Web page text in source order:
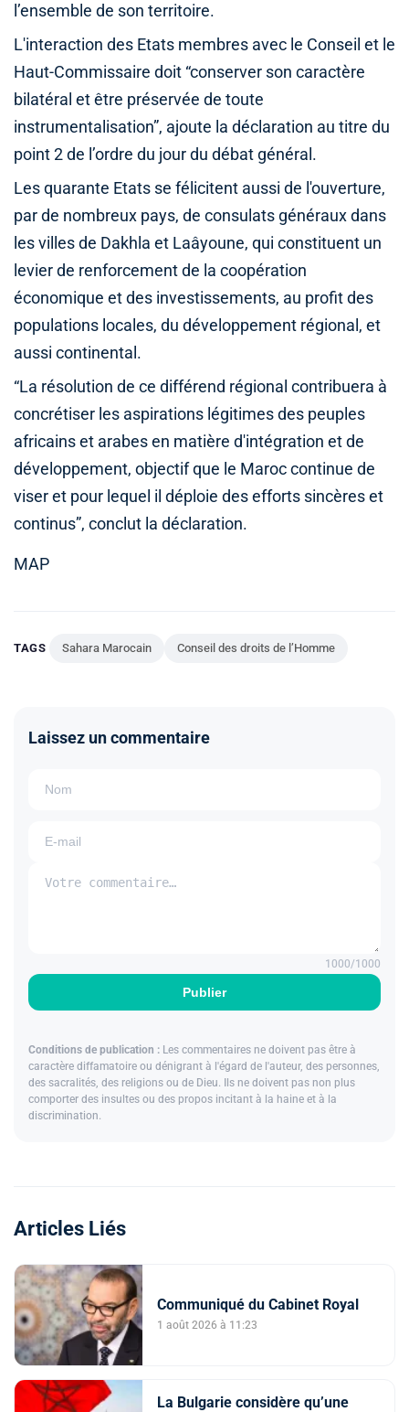
l’ensemble de son territoire.
L'interaction des Etats membres avec le Conseil et le
Haut-Commissaire doit “conserver son caractère
bilatéral et être préservée de toute
instrumentalisation”, ajoute la déclaration au titre du
point 2 de l’ordre du jour du débat général.
Les quarante Etats se félicitent aussi de l'ouverture,
par de nombreux pays, de consulats généraux dans
les villes de Dakhla et Laâyoune, qui constituent un
levier de renforcement de la coopération
économique et des investissements, au profit des
populations locales, du développement régional, et
aussi continental.
“La résolution de ce différend régional contribuera à
concrétiser les aspirations légitimes des peuples
africains et arabes en matière d'intégration et de
développement, objectif que le Maroc continue de
viser et pour lequel il déploie des efforts sincères et
continus”, conclut la déclaration.
MAP
TAGS Sahara Marocain Conseil des droits de l’Homme
Laissez un commentaire
Publier
1000/1000
Conditions de publication : Les commentaires ne doivent pas être à
caractère diffamatoire ou dénigrant à l'égard de l'auteur, des personnes,
des sacralités, des religions ou de Dieu. Ils ne doivent pas non plus
comporter des insultes ou des propos incitant à la haine et à la
discrimination.
Articles Liés
Communiqué du Cabinet Royal
1 août 2026 à 11:23
La Bulgarie considère qu’une